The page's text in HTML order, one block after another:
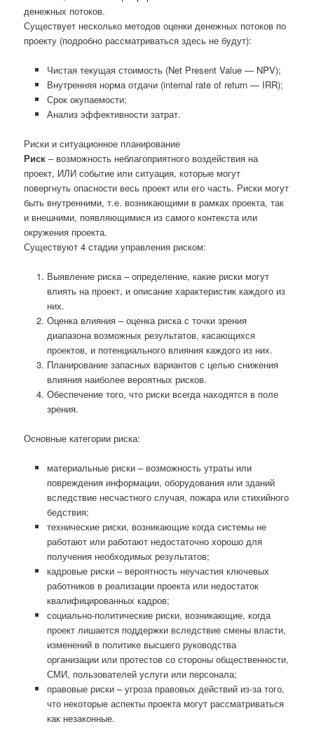
денежных потоков.
Существует несколько методов оценки денежных потоков по
проекту (подробно рассматриваться здесь не будут):
Чистая текущая стоимость (Net Present Value — NPV);
Внутренняя норма отдачи (internal rate of return — IRR);
Срок окупаемости;
Анализ эффективности затрат.
Риски и ситуационное планирование
Риск – возможность неблагоприятного воздействия на
проект, ИЛИ событие или ситуация, которые могут
повергнуть опасности весь проект или его часть. Риски могут
быть внутренними, т.е. возникающими в рамках проекта, так
и внешними, появляющимися из самого контекста или
окружения проекта.
Существуют 4 стадии управления риском:
Выявление риска – определение, какие риски могут
влиять на проект, и описание характеристик каждого из
них.
Оценка влияния – оценка риска с точки зрения
диапазона возможных результатов, касающихся
проектов, и потенциального влияния каждого из них.
Планирование запасных вариантов с целью снижения
влияния наиболее вероятных рисков.
Обеспечение того, что риски всегда находятся в поле
зрения.
Основные категории риска:
материальные риски – возможность утраты или
повреждения информации, оборудования или зданий
вследствие несчастного случая, пожара или стихийного
бедствия;
технические риски, возникающие когда системы не
работают или работают недостаточно хорошо для
получения необходимых результатов;
кадровые риски – вероятность неучастия ключевых
работников в реализации проекта или недостаток
квалифицированных кадров;
социально-политические риски, возникающие, когда
проект лишается поддержки вследствие смены власти,
изменений в политике высшего руководства
организации или протестов со стороны общественности,
СМИ, пользователей услуги или персонала;
правовые риски – угроза правовых действий из-за того,
что некоторые аспекты проекта могут рассматриваться
как незаконные.